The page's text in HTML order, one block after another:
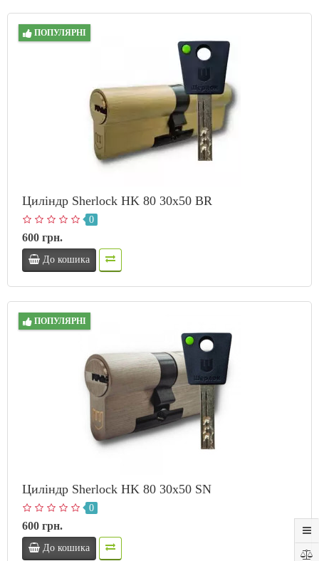
ПОПУЛЯРНІ
Циліндр Sherlock HK 80 30х50 BR
0
600 грн.
До кошика
ПОПУЛЯРНІ
Циліндр Sherlock HK 80 30х50 SN
0
600 грн.
До кошика